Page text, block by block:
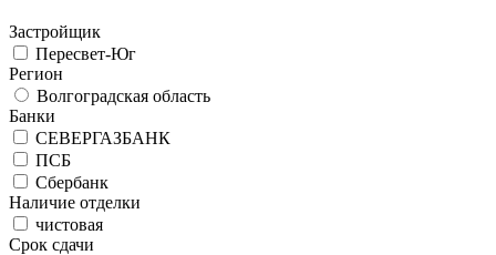
Застройщик
Пересвет-Юг
Регион
Волгоградская область
Банки
СЕВЕРГАЗБАНК
ПСБ
Сбербанк
Наличие отделки
чистовая
Срок сдачи